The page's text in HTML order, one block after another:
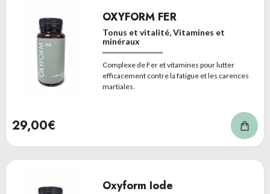
OXYFORM FER
Tonus et vitalité, Vitamines et
minéraux
Complexe de Fer et vitamines pour lutter
efficacement contre la fatigue et les carences
martiales.
29,00€
Oxyform Iode